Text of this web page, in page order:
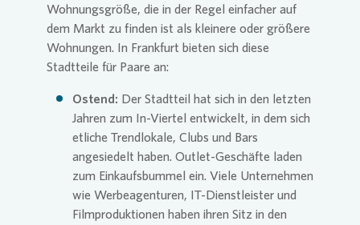
Wohnungsgröße, die in der Regel einfacher auf
dem Markt zu finden ist als kleinere oder größere
Wohnungen. In Frankfurt bieten sich diese
Stadtteile für Paare an:
Ostend: Der Stadtteil hat sich in den letzten
Jahren zum In-Viertel entwickelt, in dem sich
etliche Trendlokale, Clubs und Bars
angesiedelt haben. Outlet-Geschäfte laden
zum Einkaufsbummel ein. Viele Unternehmen
wie Werbeagenturen, IT-Dienstleister und
Filmproduktionen haben ihren Sitz in den